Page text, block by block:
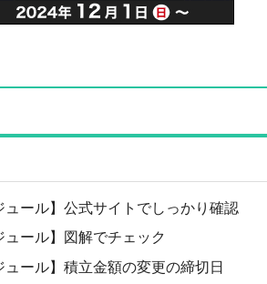
ュール】公式サイトでしっかり確認
ュール】図解でチェック
ュール】積立金額の変更の締切日